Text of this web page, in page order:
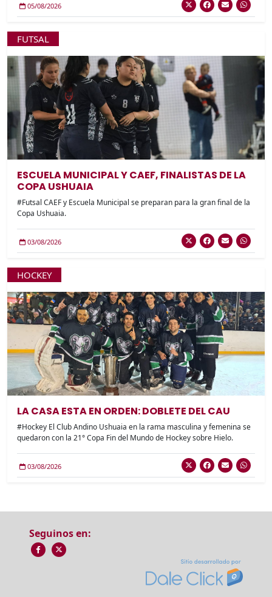
05/08/2026
FUTSAL
ESCUELA MUNICIPAL Y CAEF, FINALISTAS DE LA
COPA USHUAIA
#Futsal CAEF y Escuela Municipal se preparan para la gran final de la
Copa Ushuaia.
03/08/2026
HOCKEY
LA CASA ESTA EN ORDEN: DOBLETE DEL CAU
#Hockey El Club Andino Ushuaia en la rama masculina y femenina se
quedaron con la 21° Copa Fin del Mundo de Hockey sobre Hielo.
03/08/2026
Seguinos en: